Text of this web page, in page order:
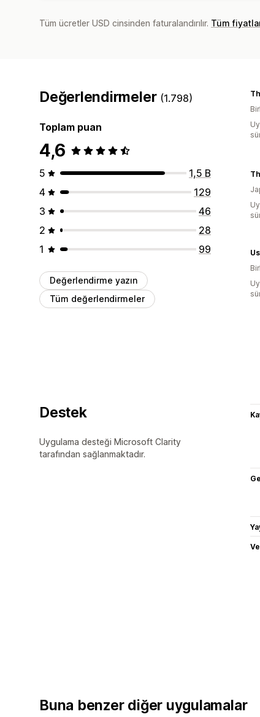
Tüm ücretler USD cinsinden faturalandırılır. Tüm
Değerlendirmeler (1.798)
Toplam puan
4,6
5
1,5 B
4
129
3
46
2
28
1
99
Değerlendirme yazın
Tüm değerlendirmeler
Destek
Uygulama desteği Microsoft Clarity
tarafından sağlanmaktadır.
Buna benzer diğer uygulamalar